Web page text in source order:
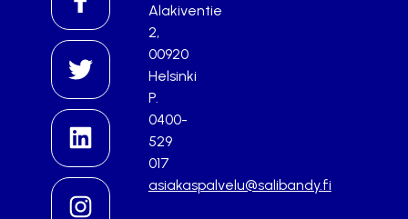
Alakiventie
2,
00920
Helsinki
P.
0400-
529
017
asiakaspalvelu@salibandy.fi